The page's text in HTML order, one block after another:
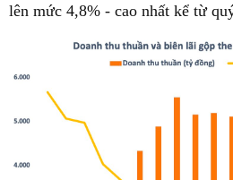
lên mức 4,8% - cao nhất kể từ